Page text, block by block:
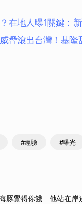
在地人曝1關鍵：
脅滾出台灣！基隆
#經驗 #曝光
豚覺得你餓 他站在岸